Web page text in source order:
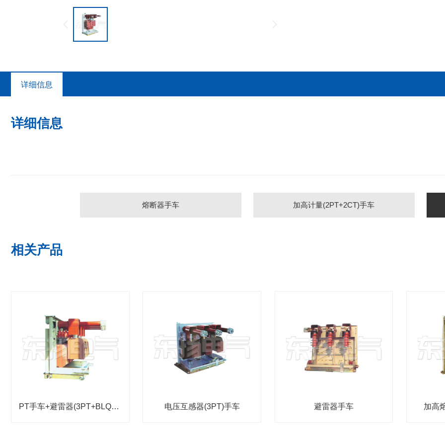
详细信息
详细信息
熔断器手车 加高计量(2PT+2CT)手车
相关产品
PT手车+避雷器(3PT+BLQ)手车 电压互感器(3PT)手车 避雷器手车 加高